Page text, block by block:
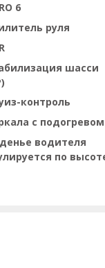
6
руля
шасси
контроль
с подогревом
водителя
по